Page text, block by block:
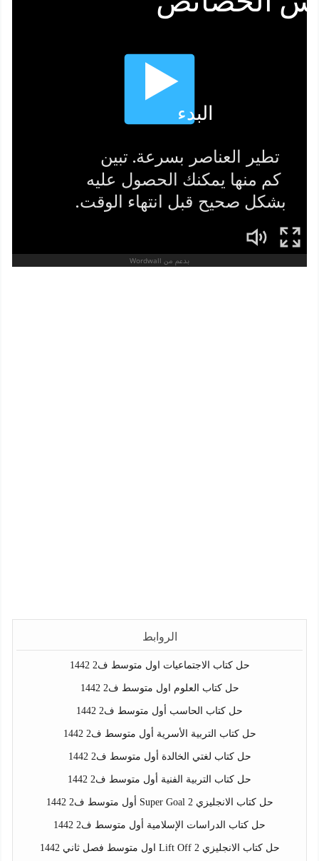
الروابط
حل كتاب الاجتماعيات اول متوسط ف2 1442
حل كتاب العلوم اول متوسط ف2 1442
حل كتاب الحاسب أول متوسط ف2 1442
حل كتاب التربية الأسرية أول متوسط ف2 1442
حل كتاب لغتي الخالدة أول متوسط ف2 1442
حل كتاب التربية الفنية أول متوسط ف2 1442
حل كتاب الانجليزي Super Goal 2 أول متوسط ف2 1442
حل كتاب الدراسات الإسلامية أول متوسط ف2 1442
حل كتاب الانجليزي Lift Off 2 اول متوسط فصل ثاني 1442